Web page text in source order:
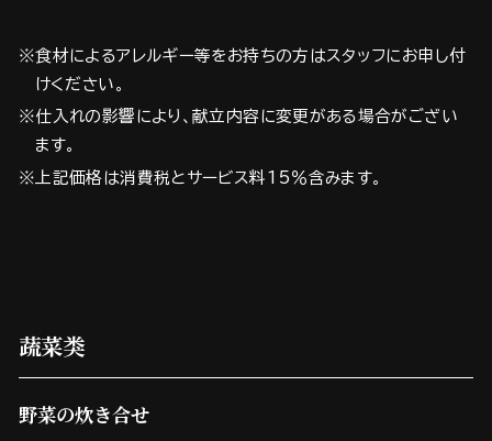
※食材によるアレルギー等をお持ちの方はスタッフにお申し付
けください。
※仕入れの影響により、献立内容に変更がある場合がござい
ます。
※上記価格は消費税とサービス料15％含みます。
蔬菜类
野菜の炊き合せ